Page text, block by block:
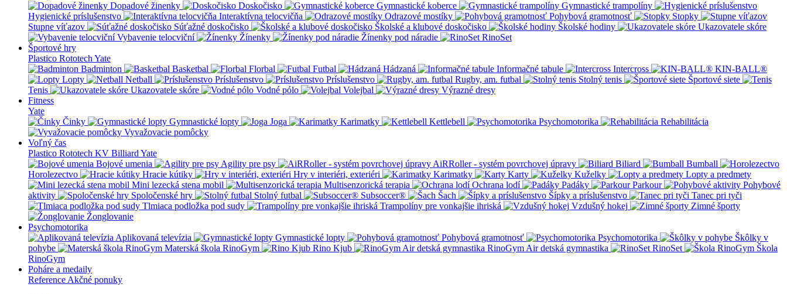
Dopadové žinenky Doskočisko Gymnastické koberce
Gymnastické trampolíny
Hygienické príslušenstvo
Interaktívna telocvičňa Odrazové mostíky Pohybová gramotnosť
Stopky
Stupne víťazov
Súťažné doskočisko Školské a klubové doskočisko Školské hodiny
Ukazovatele skóre
Vybavenie telocviční
Žínenky Žínenky pod náradie
RinoSet
Športové hry
Plastico Rototech Yate
Badminton
Basketbal Florbal Futbal Hádzaná Informačné tabule Intercross
KIN-BALL®
Lopty
Netball Príslušenstvo Príslušenstvo Rugby, am. futbal Stolný tenis
Športové siete
Tenis
Ukazovatele skóre Vodné pólo Volejbal
Výrazné dresy
Fitness
Yate
Činky
Gymnastické lopty Joga Karimatky Kettlebell Psychomotorika
Rehabilitácia
Vyvažovacie pomôcky
Voľný čas
Plastico Rototech KV Billiard Yate
Bojové umenia
Agility pre psy AiRRoller - systém povrchovej úpravy Biliard
Bumball
Horolezectvo
Hracie kútiky Hry v interiéri, exteriéri Karimatky Karty Kuželky
Lopty a predmety
Mini lezecká stena mobil
Multisenzorická terapia Ochrana lodí Padáky Parkour
Pohybové
aktivity
Spoločenské hry Stolný futbal Subsoccer® Šach Šípky a príslušenstvo
Tanec pri tyči
Tlmiaca podložka pod sudy
Trampolíny pre vonkajšie ihriská Vzdušný hokej
Zimné športy
Žonglovanie
Psychomotorika
Aplikovaná televízia
Gymnastické lopty Pohybová gramotnosť Psychomotorika
Škôlky v
pohybe
Materská škola RinoGym Rino Kjub RinoGym Air detská gymnastika RinoSet
Škola
RinoGym
Poháre a medaily
Reference Akčné ponuky